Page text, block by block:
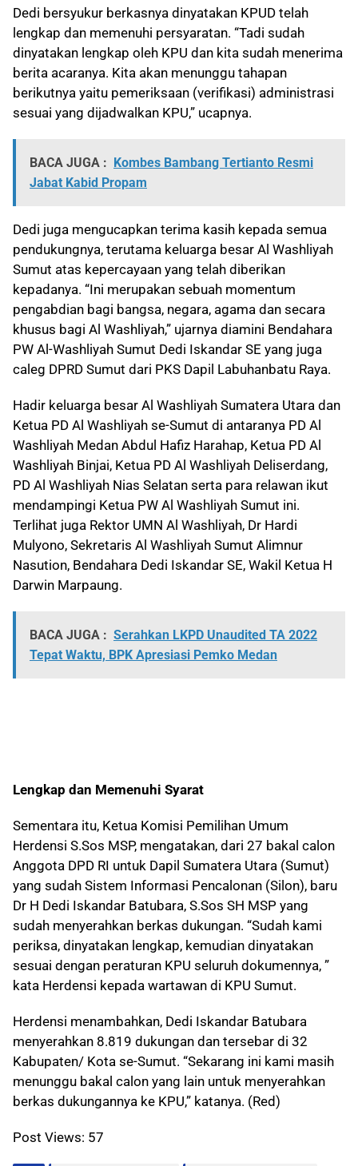
Dedi bersyukur berkasnya dinyatakan KPUD telah
lengkap dan memenuhi persyaratan. “Tadi sudah
dinyatakan lengkap oleh KPU dan kita sudah menerima
berita acaranya. Kita akan menunggu tahapan
berikutnya yaitu pemeriksaan (verifikasi) administrasi
sesuai yang dijadwalkan KPU,” ucapnya.
BACA JUGA : Kombes Bambang Tertianto Resmi
Jabat Kabid Propam
Dedi juga mengucapkan terima kasih kepada semua
pendukungnya, terutama keluarga besar Al Washliyah
Sumut atas kepercayaan yang telah diberikan
kepadanya. “Ini merupakan sebuah momentum
pengabdian bagi bangsa, negara, agama dan secara
khusus bagi Al Washliyah,” ujarnya diamini Bendahara
PW Al-Washliyah Sumut Dedi Iskandar SE yang juga
caleg DPRD Sumut dari PKS Dapil Labuhanbatu Raya.
Hadir keluarga besar Al Washliyah Sumatera Utara dan
Ketua PD Al Washliyah se-Sumut di antaranya PD Al
Washliyah Medan Abdul Hafiz Harahap, Ketua PD Al
Washliyah Binjai, Ketua PD Al Washliyah Deliserdang,
PD Al Washliyah Nias Selatan serta para relawan ikut
mendampingi Ketua PW Al Washliyah Sumut ini.
Terlihat juga Rektor UMN Al Washliyah, Dr Hardi
Mulyono, Sekretaris Al Washliyah Sumut Alimnur
Nasution, Bendahara Dedi Iskandar SE, Wakil Ketua H
Darwin Marpaung.
BACA JUGA : Serahkan LKPD Unaudited TA 2022
Tepat Waktu, BPK Apresiasi Pemko Medan
Lengkap dan Memenuhi Syarat
Sementara itu, Ketua Komisi Pemilihan Umum
Herdensi S.Sos MSP, mengatakan, dari 27 bakal calon
Anggota DPD RI untuk Dapil Sumatera Utara (Sumut)
yang sudah Sistem Informasi Pencalonan (Silon), baru
Dr H Dedi Iskandar Batubara, S.Sos SH MSP yang
sudah menyerahkan berkas dukungan. “Sudah kami
periksa, dinyatakan lengkap, kemudian dinyatakan
sesuai dengan peraturan KPU seluruh dokumennya, ”
kata Herdensi kepada wartawan di KPU Sumut.
Herdensi menambahkan, Dedi Iskandar Batubara
menyerahkan 8.819 dukungan dan tersebar di 32
Kabupaten/ Kota se-Sumut. “Sekarang ini kami masih
menunggu bakal calon yang lain untuk menyerahkan
berkas dukungannya ke KPU,” katanya. (Red)
Post Views: 57